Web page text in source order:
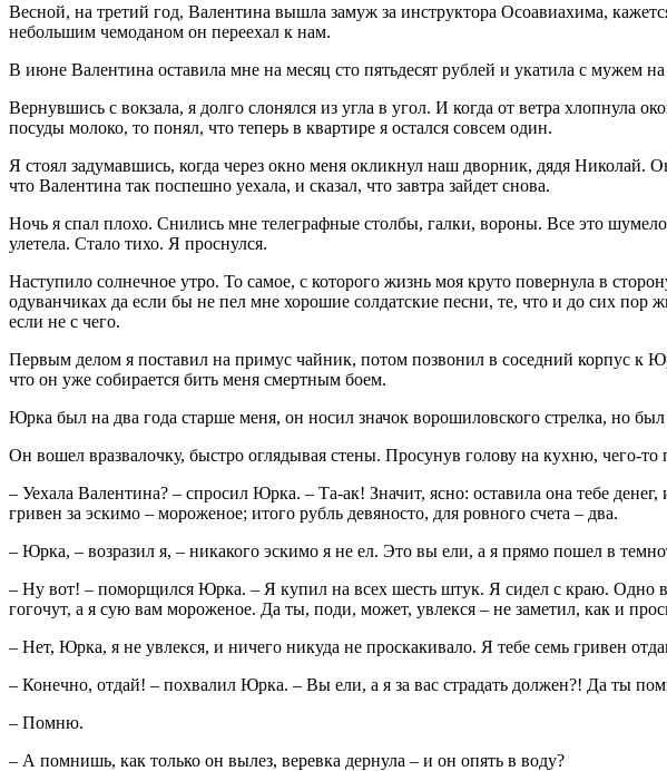
Весной, на третий год, Валентина вышла замуж за инструктора Осоавиахима,
небольшим чемоданом он переехал к нам.
В июне Валентина оставила мне на месяц сто пятьдесят рублей и укатила с мужем на
Вернувшись с вокзала, я долго слонялся из угла в угол. И когда от ветра хлопнула
посуды молоко, то понял, что теперь в квартире я остался совсем один.
Я стоял задумавшись, когда через окно меня окликнул наш дворник, дядя Николай.
что Валентина так поспешно уехала, и сказал, что завтра зайдет снова.
Ночь я спал плохо. Снились мне телеграфные столбы, галки, вороны. Все это
улетела. Стало тихо. Я проснулся.
Наступило солнечное утро. То самое, с которого жизнь моя круто повернула в
одуванчиках да если бы не пел мне хорошие солдатские песни, те, что и до сих
если не с чего.
Первым делом я поставил на примус чайник, потом позвонил в соседний корпус к
что он уже собирается бить меня смертным боем.
Юрка был на два года старше меня, он носил значок ворошиловского стрелка, но
Он вошел вразвалочку, быстро оглядывая стены. Просунув голову на кухню, чего-то
– Уехала Валентина? – спросил Юрка. – Та-ак! Значит, ясно: оставила она тебе
гривен за эскимо – мороженое; итого рубль девяносто, для ровного счета – два.
– Юрка, – возразил я, – никакого эскимо я не ел. Это вы ели, а я прямо пошел в
– Ну вот! – поморщился Юрка. – Я купил на всех шесть штук. Я сидел с краю. Одно
гогочут, а я сую вам мороженое. Да ты, поди, может, увлекся – не заметил, как и
– Нет, Юрка, я не увлекся, и ничего никуда не проскакивало. Я тебе семь гривен
– Конечно, отдай! – похвалил Юрка. – Вы ели, а я за вас страдать должен?! Да ты
– Помню.
– А помнишь, как только он вылез, веревка дернула – и он опять в воду?